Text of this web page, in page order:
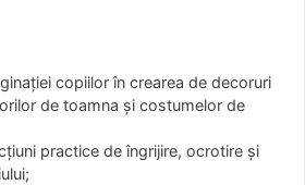
copiilor în crearea de decoruri
de toamna şi costumelor de
practice de îngrijire, ocrotire şi